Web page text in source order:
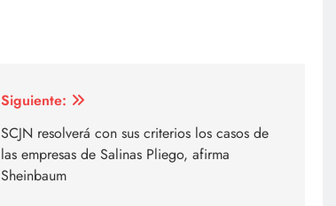
Siguiente:
SCJN resolverá con sus criterios los casos de
las empresas de Salinas Pliego, afirma
Sheinbaum